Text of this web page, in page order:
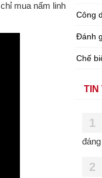
mua nấm linh
Công
Đánh
Chế
TIN
1
2